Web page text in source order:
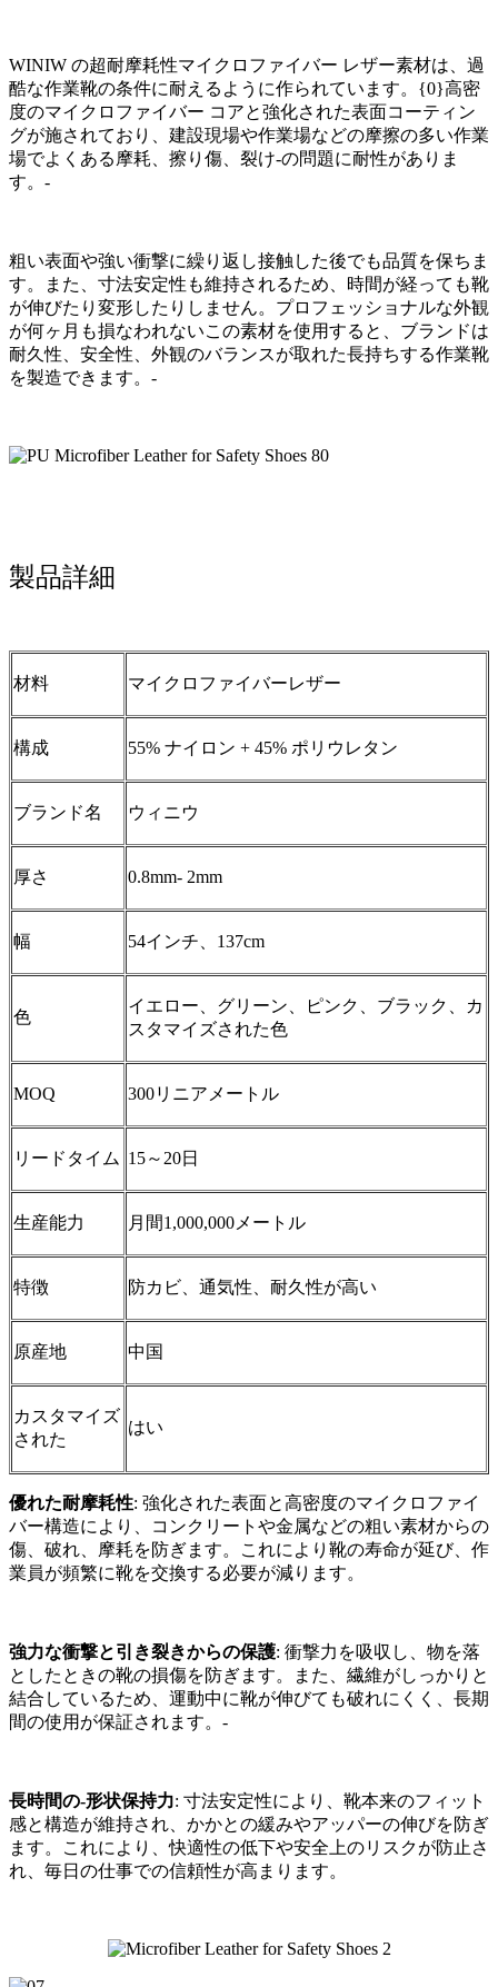
WINIW の超耐摩耗性マイクロファイバー レザー素材は、過
酷な作業靴の条件に耐えるように作られています。{0}高密
度のマイクロファイバー コアと強化された表面コーティン
グが施されており、建設現場や作業場などの摩擦の多い作業
場でよくある摩耗、擦り傷、裂け-の問題に耐性がありま
す。-
粗い表面や強い衝撃に繰り返し接触した後でも品質を保ちま
す。また、寸法安定性も維持されるため、時間が経っても靴
が伸びたり変形したりしません。プロフェッショナルな外観
が何ヶ月も損なわれないこの素材を使用すると、ブランドは
耐久性、安全性、外観のバランスが取れた長持ちする作業靴
を製造できます。-
製品詳細
材料 マイクロファイバーレザー
構成 55% ナイロン + 45% ポリウレタン
ブランド名 ウィニウ
厚さ 0.8mm- 2mm
幅 54インチ、137cm
色
イエロー、グリーン、ピンク、ブラック、カ
スタマイズされた色
MOQ 300リニアメートル
リードタイム 15～20日
生産能力 月間1,000,000メートル
特徴 防カビ、通気性、耐久性が高い
原産地 中国
カスタマイズ
された
はい
優れた耐摩耗性: 強化された表面と高密度のマイクロファイ
バー構造により、コンクリートや金属などの粗い素材からの
傷、破れ、摩耗を防ぎます。これにより靴の寿命が延び、作
業員が頻繁に靴を交換する必要が減ります。
強力な衝撃と引き裂きからの保護: 衝撃力を吸収し、物を落
としたときの靴の損傷を防ぎます。また、繊維がしっかりと
結合しているため、運動中に靴が伸びても破れにくく、長期
間の使用が保証されます。-
長時間の-形状保持力: 寸法安定性により、靴本来のフィット
感と構造が維持され、かかとの緩みやアッパーの伸びを防ぎ
ます。これにより、快適性の低下や安全上のリスクが防止さ
れ、毎日の仕事での信頼性が高まります。